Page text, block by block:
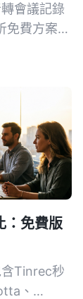
會議記錄
免費方案與
：免費版
Tinrec秒
、